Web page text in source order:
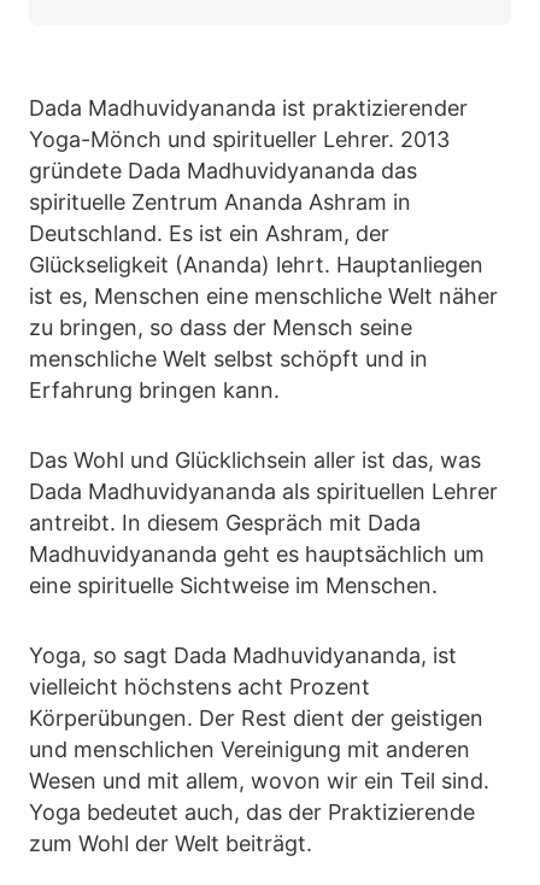
Dada Madhuvidyananda ist praktizierender
Yoga-Mönch und spiritueller Lehrer. 2013
gründete Dada Madhuvidyananda das
spirituelle Zentrum Ananda Ashram in
Deutschland. Es ist ein Ashram, der
Glückseligkeit (Ananda) lehrt. Hauptanliegen
ist es, Menschen eine menschliche Welt näher
zu bringen, so dass der Mensch seine
menschliche Welt selbst schöpft und in
Erfahrung bringen kann.
Das Wohl und Glücklichsein aller ist das, was
Dada Madhuvidyananda als spirituellen Lehrer
antreibt. In diesem Gespräch mit Dada
Madhuvidyananda geht es hauptsächlich um
eine spirituelle Sichtweise im Menschen.
Yoga, so sagt Dada Madhuvidyananda, ist
vielleicht höchstens acht Prozent
Körperübungen. Der Rest dient der geistigen
und menschlichen Vereinigung mit anderen
Wesen und mit allem, wovon wir ein Teil sind.
Yoga bedeutet auch, das der Praktizierende
zum Wohl der Welt beiträgt.